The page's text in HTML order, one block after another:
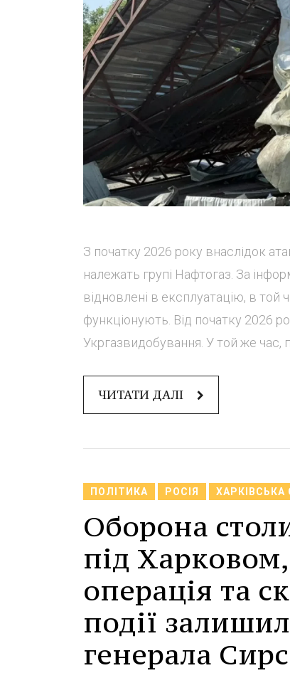
З початку 2026 року внаслідок
належать групі Нафтогаз. За
відновлені в експлуатацію, в
функціонують. Від початку 2026
Укргазвидобування. У той же час,
ЧИТАТИ ДАЛІ
ПОЛІТИКА РОСІЯ ХАРКІВСЬКА
Оборона
під
операція та
події
генерала